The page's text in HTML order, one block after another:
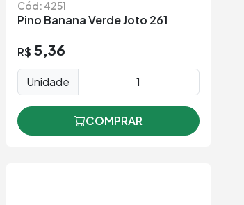
Cód: 4251
Pino Banana Verde Joto 261
R$ 5,36
Unidade
COMPRAR